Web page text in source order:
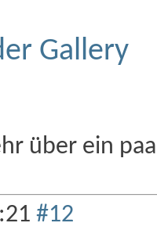
Gallery
über ein
#12